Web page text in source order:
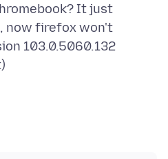
It just
now firefox won't
103.0.5060.132